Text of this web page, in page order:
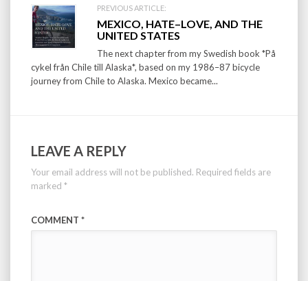
PREVIOUS ARTICLE:
MEXICO, HATE–LOVE, AND THE
UNITED STATES
The next chapter from my Swedish book *På
cykel från Chile till Alaska*, based on my 1986–87 bicycle
journey from Chile to Alaska. Mexico became...
LEAVE A REPLY
Your email address will not be published. Required fields are
marked *
COMMENT *